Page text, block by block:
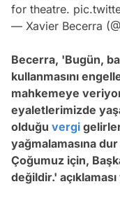
for theatre.
— Xavier Becerra
Becerra, 'Bugün,
kullanmasını
mahkemeye
eyaletlerimizde
olduğu vergi
yağmalamasına
Çoğumuz için,
değildir.' açıklaması